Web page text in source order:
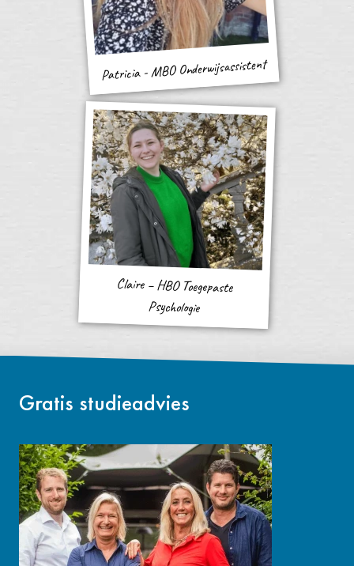
Patricia - MBO Onderwijsassistent
Claire – HBO Toegepaste
Psychologie
Gratis studieadvies